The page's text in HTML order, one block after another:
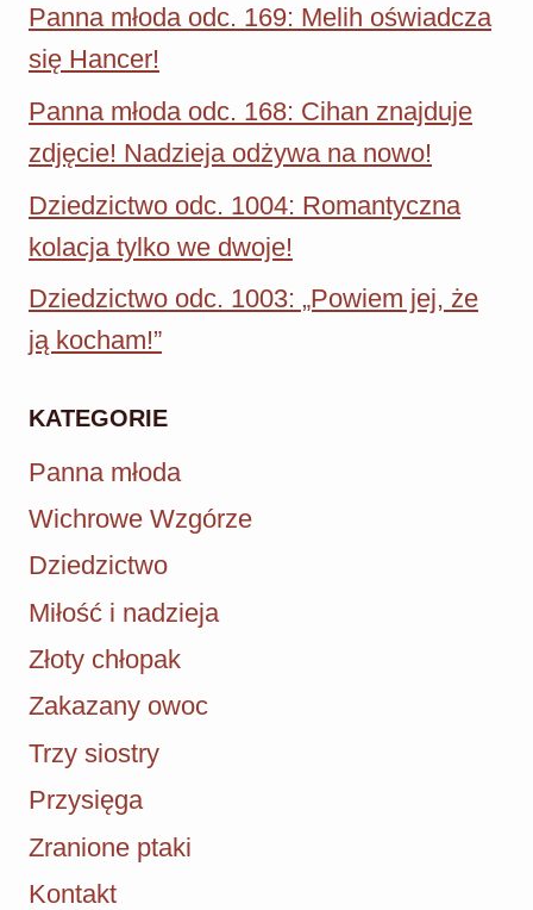
Panna młoda odc. 169: Melih oświadcza
się Hancer!
Panna młoda odc. 168: Cihan znajduje
zdjęcie! Nadzieja odżywa na nowo!
Dziedzictwo odc. 1004: Romantyczna
kolacja tylko we dwoje!
Dziedzictwo odc. 1003: „Powiem jej, że
ją kocham!”
KATEGORIE
Panna młoda
Wichrowe Wzgórze
Dziedzictwo
Miłość i nadzieja
Złoty chłopak
Zakazany owoc
Trzy siostry
Przysięga
Zranione ptaki
Kontakt